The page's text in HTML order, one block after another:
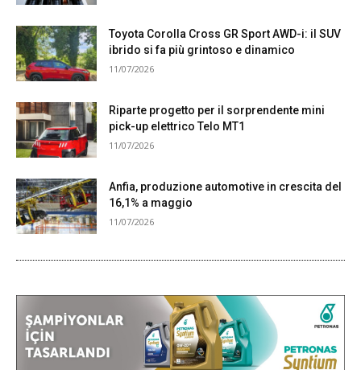
Toyota Corolla Cross GR Sport AWD-i: il SUV
ibrido si fa più grintoso e dinamico
11/07/2026
Riparte progetto per il sorprendente mini
pick-up elettrico Telo MT1
11/07/2026
Anfia, produzione automotive in crescita del
16,1% a maggio
11/07/2026